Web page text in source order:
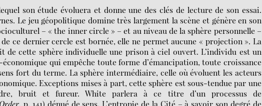
son étude évoluera et donne une des clés de lecture de son essai.
Le jeu géopolitique domine très largement la scène et génère en son
– « the inner circle » – et au niveau de la sphère personnelle –
ce dernier cercle est bornée, elle ne permet aucune « projection ». La
de cette sphère individuelle une prison à ciel ouvert. L’individu est un
qui empêche toute forme d’émancipation, toute croissance
fort du terme. La sphère intermédiaire, celle où évoluent les acteurs
Exceptions mises à part, cette sphère est sous-tendue par une
bruit et fureur. White parlera à ce titre d’un processus de
, p. 141) dénué de sens. L’entropie de la Cité – à savoir son degré de